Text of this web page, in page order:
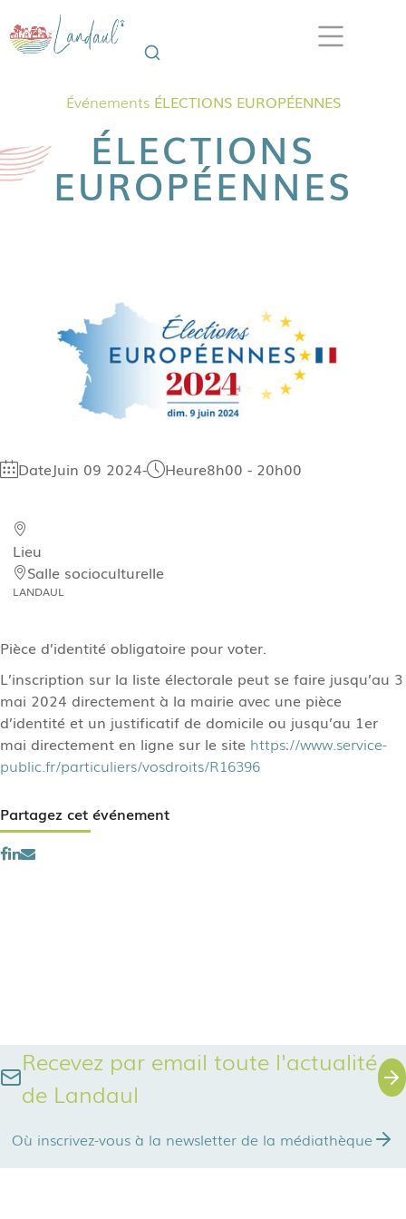
Événements ÉLECTIONS EUROPÉENNES
ÉLECTIONS
EUROPÉENNES
DateJuin 09 2024- Heure8h00 - 20h00
Lieu
Salle socioculturelle
LANDAUL
Pièce d’identité obligatoire pour voter.
L’inscription sur la liste électorale peut se faire jusqu’au 3
mai 2024 directement à la mairie avec une pièce
d’identité et un justificatif de domicile ou jusqu’au 1er
mai directement en ligne sur le site https://www.service-
public.fr/particuliers/vosdroits/R16396
Partagez cet événement
Recevez par email toute l'actualité
de Landaul
Où inscrivez-vous à la newsletter de la médiathèque